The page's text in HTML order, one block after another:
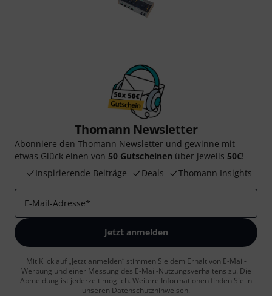
Thomann Newsletter
Abonniere den Thomann Newsletter und gewinne mit
etwas Glück einen von 50 Gutscheinen über jeweils 50€!
Inspirierende Beiträge
Deals Thomann Insights
E-Mail-Adresse*
Jetzt anmelden
Mit Klick auf „Jetzt anmelden“ stimmen Sie dem Erhalt von E-Mail-
Werbung und einer Messung des E-Mail-Nutzungsverhaltens zu. Die
Abmeldung ist jederzeit möglich. Weitere Informationen finden Sie in
unseren Datenschutzhinweisen.